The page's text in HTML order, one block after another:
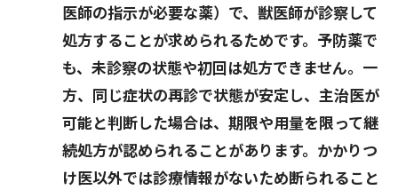
医師の指示が必要な薬）で、獣医師が診察して
処方することが求められるためです。予防薬で
も、未診察の状態や初回は処方できません。一
方、同じ症状の再診で状態が安定し、主治医が
可能と判断した場合は、期限や用量を限って継
続処方が認められることがあります。かかりつ
け医以外では診療情報がないため断られること